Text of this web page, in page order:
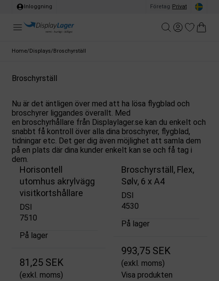
Inloggning Företag Privat
Home/Displays/Broschyrställ
Broschyrställ
Nu är det äntligen över med att ha lösa flygblad och
broschyrer liggandes överallt. Med
en broschyrhållare från Displaylager.se kan du enkelt och
snabbt få kontroll över alla dina broschyrer, flygblad,
tidningar etc. Det ger dig även möjlighet att samla dem
på en plats där dina kunder enkelt kan se och få tag i
dem.
Horisontell
utomhus akrylvägg
visitkortshållare
DSI
7510
På lager
81,25 SEK
(exkl. moms)
Broschyrställ, Flex,
Sølv, 6 x A4
DSI
4530
På lager
993,75 SEK
(exkl. moms)
Visa produkten